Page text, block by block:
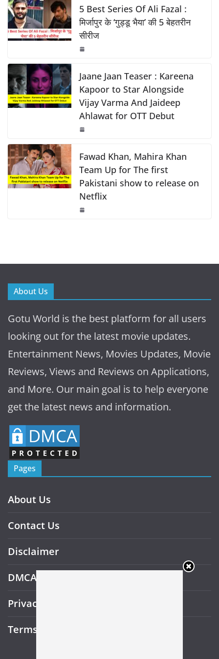
k
e
b
o
o
k
s
A
p
p
y
Li
n
k
e
5 Best Series Of Ali Fazal :
मिर्जापुर के ‘गुड्डू भैया’ की 5 बेहतरीन
सीरीज
Jaane Jaan Teaser : Kareena
Kapoor to Star Alongside
Vijay Varma And Jaideep
Ahlawat for OTT Debut
Fawad Khan, Mahira Khan
Team Up for The first
Pakistani show to release on
Netflix
About Us
Gotu World is the best platform for all users
looking out for the latest movie updates.
Entertainment News, Movies Updates, Movie
Reviews, Views and Reviews on Applications,
and More. Our main goal is to help everyone
get the latest news and information.
Pages
About Us
Contact Us
Disclaimer
DMCA
Privacy Policy
Terms and Conditions